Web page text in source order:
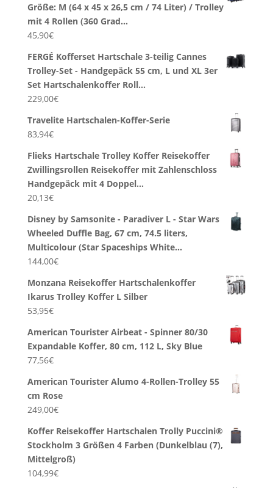
Größe: M (64 x 45 x 26,5 cm / 74 Liter) / Trolley
mit 4 Rollen (360 Grad…
45,90€
FERGÉ Kofferset Hartschale 3-teilig Cannes
Trolley-Set - Handgepäck 55 cm, L und XL 3er
Set Hartschalenkoffer Roll…
229,00€
Travelite Hartschalen-Koffer-Serie
83,94€
Flieks Hartschale Trolley Koffer Reisekoffer
Zwillingsrollen Reisekoffer mit Zahlenschloss
Handgepäck mit 4 Doppel…
20,13€
Disney by Samsonite - Paradiver L - Star Wars
Wheeled Duffle Bag, 67 cm, 74.5 liters,
Multicolour (Star Spaceships White…
144,00€
Monzana Reisekoffer Hartschalenkoffer
Ikarus Trolley Koffer L Silber
53,95€
American Tourister Airbeat - Spinner 80/30
Expandable Koffer, 80 cm, 112 L, Sky Blue
77,56€
American Tourister Alumo 4-Rollen-Trolley 55
cm Rose
249,00€
Koffer Reisekoffer Hartschalen Trolly Puccini®
Stockholm 3 Größen 4 Farben (Dunkelblau (7),
Mittelgroß)
104,99€